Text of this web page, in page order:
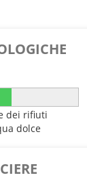
dei rifiuti
dolce